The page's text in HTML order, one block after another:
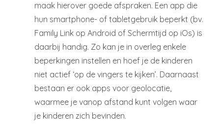
maak hierover goede afspraken. Een app die
hun smartphone- of tabletgebruik beperkt (bv.
Family Link op Android of Schermtijd op iOs) is
daarbij handig. Zo kan je in overleg enkele
beperkingen instellen en hoef je de kinderen
niet actief ‘op de vingers te kijken’. Daarnaast
bestaan er ook apps voor geolocatie,
waarmee je vanop afstand kunt volgen waar
je kinderen zich bevinden.